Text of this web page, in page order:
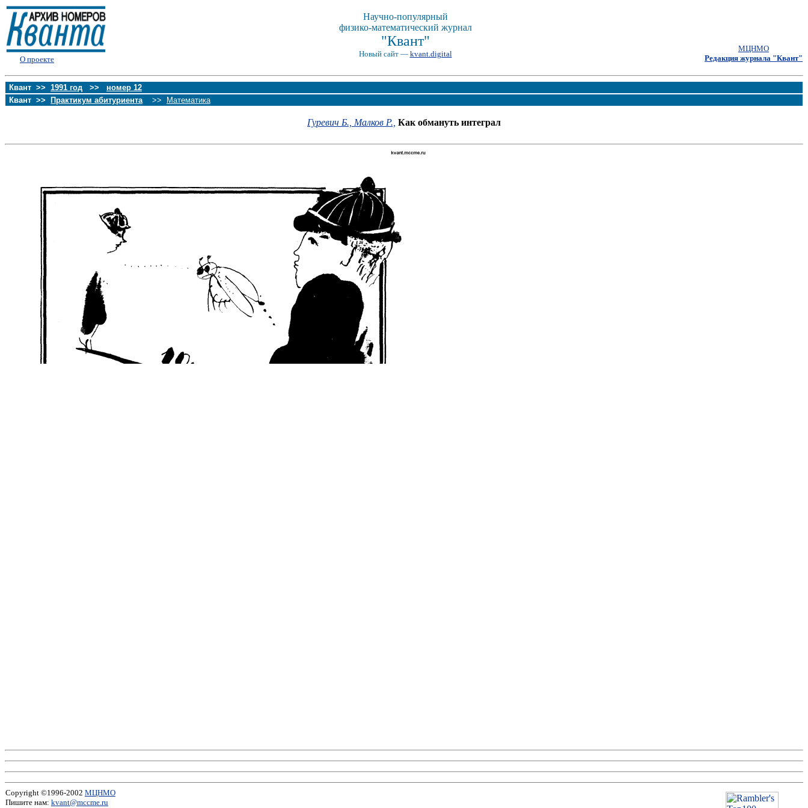
О проекте
Научно-популярный
физико-математический журнал
"Квант"
Новый сайт — kvant.digital
МЦНМО
Редакция журнала "Квант"
Квант >> 1991 год >> номер 12
Квант >>
Практикум абитуриента >> Математика
Гуревич Б., Малков Р., Как обмануть интеграл
Copyright ©1996-2002 МЦНМО
Пишите нам: kvant@mccme.ru